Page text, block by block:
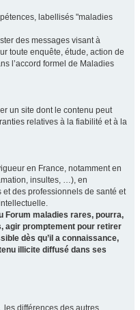
labellisés "maladies
des messages visant à
toute enquête, étude, action de
l’accord formel de Maladies
un site dont le contenu peut
relatives à la fiabilité et à la
en France, notamment en
insultes, …), en
des professionnels de santé et
Forum maladies rares, pourra,
agir promptement pour retirer
dès qu’il a connaissance,
illicite diffusé dans ses
les différences des autres